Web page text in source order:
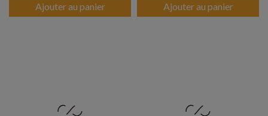
Ajouter au panier Ajouter au panier